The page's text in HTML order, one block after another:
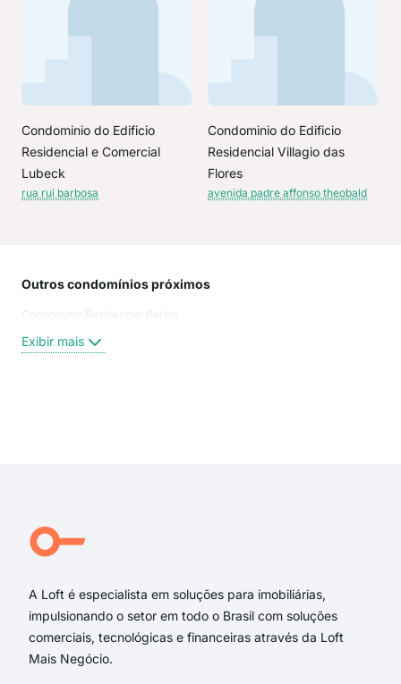
Condominio do Edificio
Residencial e Comercial
Lubeck
rua rui barbosa
Condominio do Edificio
Residencial Villagio das
Flores
avenida padre affonso theobald
Outros condomínios próximos
Condominio Residencial Berlim
Exibir mais
A Loft é especialista em soluções para imobiliárias,
impulsionando o setor em todo o Brasil com soluções
comerciais, tecnológicas e financeiras através da Loft
Mais Negócio.